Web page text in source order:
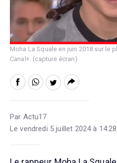
Moha La Squale en juin 2018 sur le
Canal+. (capture écran)
Par Actu17
Le vendredi 5 juillet 2024 à 14:28